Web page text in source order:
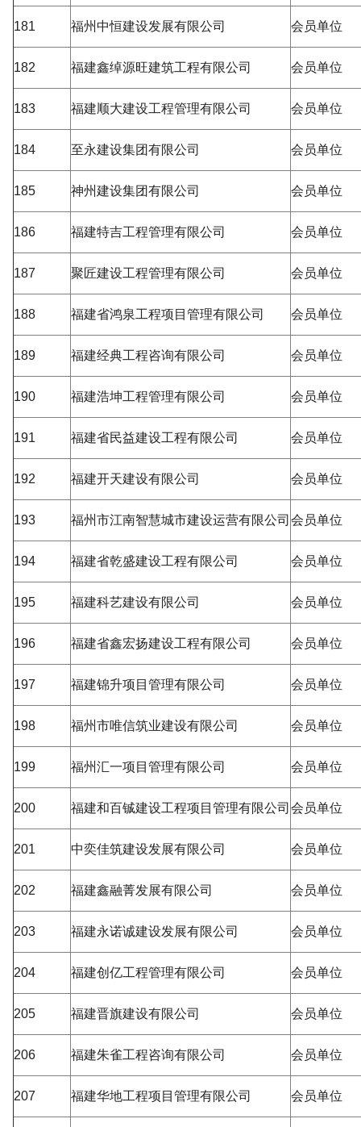
181 福州中恒建设发展有限公司 会员单位
182 福建鑫绰源旺建筑工程有限公司 会员单位
183 福建顺大建设工程管理有限公司 会员单位
184 至永建设集团有限公司 会员单位
185 神州建设集团有限公司 会员单位
186 福建特吉工程管理有限公司 会员单位
187 聚匠建设工程管理有限公司 会员单位
188 福建省鸿泉工程项目管理有限公司 会员单位
189 福建经典工程咨询有限公司 会员单位
190 福建浩坤工程管理有限公司 会员单位
191 福建省民益建设工程有限公司 会员单位
192 福建开天建设有限公司 会员单位
193 福州市江南智慧城市建设运营有限公司 会员单位
194 福建省乾盛建设工程有限公司 会员单位
195 福建科艺建设有限公司 会员单位
196 福建省鑫宏扬建设工程有限公司 会员单位
197 福建锦升项目管理有限公司 会员单位
198 福州市唯信筑业建设有限公司 会员单位
199 福州汇一项目管理有限公司 会员单位
200 福建和百铖建设工程项目管理有限公司 会员单位
201 中奕佳筑建设发展有限公司 会员单位
202 福建鑫融菁发展有限公司 会员单位
203 福建永诺诚建设发展有限公司 会员单位
204 福建创亿工程管理有限公司 会员单位
205 福建晋旗建设有限公司 会员单位
206 福建朱雀工程咨询有限公司 会员单位
207 福建华地工程项目管理有限公司 会员单位